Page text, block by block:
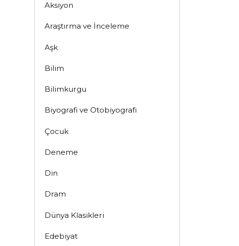
Aksiyon
Araştırma ve İnceleme
Aşk
Bilim
Bilimkurgu
Biyografi ve Otobiyografi
Çocuk
Deneme
Din
Dram
Dünya Klasikleri
Edebiyat